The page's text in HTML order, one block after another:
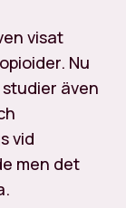
visat
Nu
även
vid
men det